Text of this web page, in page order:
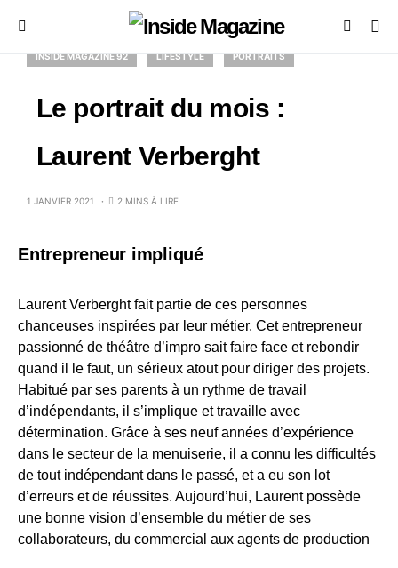
INSIDE MAGAZINE 92 LIFESTYLE PORTRAITS
Le portrait du mois :
Laurent Verberght
1 JANVIER 2021 2 MINS À LIRE
Entrepreneur impliqué
Laurent Verberght fait partie de ces personnes
chanceuses inspirées par leur métier. Cet entrepreneur
passionné de théâtre d’impro sait faire face et rebondir
quand il le faut, un sérieux atout pour diriger des projets.
Habitué par ses parents à un rythme de travail
d’indépendants, il s’implique et travaille avec
détermination. Grâce à ses neuf années d’expérience
dans le secteur de la menuiserie, il a connu les difficultés
de tout indépendant dans le passé, et a eu son lot
d’erreurs et de réussites. Aujourd’hui, Laurent possède
une bonne vision d’ensemble du métier de ses
collaborateurs, du commercial aux agents de production